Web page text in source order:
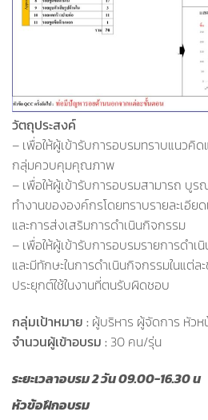
วัตถุประสงค์
– เพื่อให้ผู้เข้ารับการอบรมทราบแนวคิ
กลุ่มควบคุมคุณภาพ
– เพื่อให้ผู้เข้ารับการอบรมสามารถ บูร
ทำงานขององค์กรโดยทราบรายละเอี
และการส่งเสริมการดำเนินกิจกรรม
– เพื่อให้ผู้เข้ารับการอบรมรายการดำ
และมีทักษะในการดำเนินกิจกรรมในแต่
ประยุกต์ใช้ในงานที่ตนรับผิดชอบ
กลุ่มเป้าหมาย : ผู้บริหาร ผู้จัดการ หัวห
จำนวนผู้เข้าอบรม : 30 คน/รุ่น
ระยะเวลาอบรม 2 วัน 09.00-16.30 น
หัวข้อฝึกอบรม